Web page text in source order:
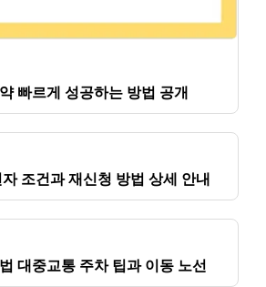
빠르게 성공하는 방법 공개
조건과 재신청 방법 상세 안내
대중교통 주차 팁과 이동 노선